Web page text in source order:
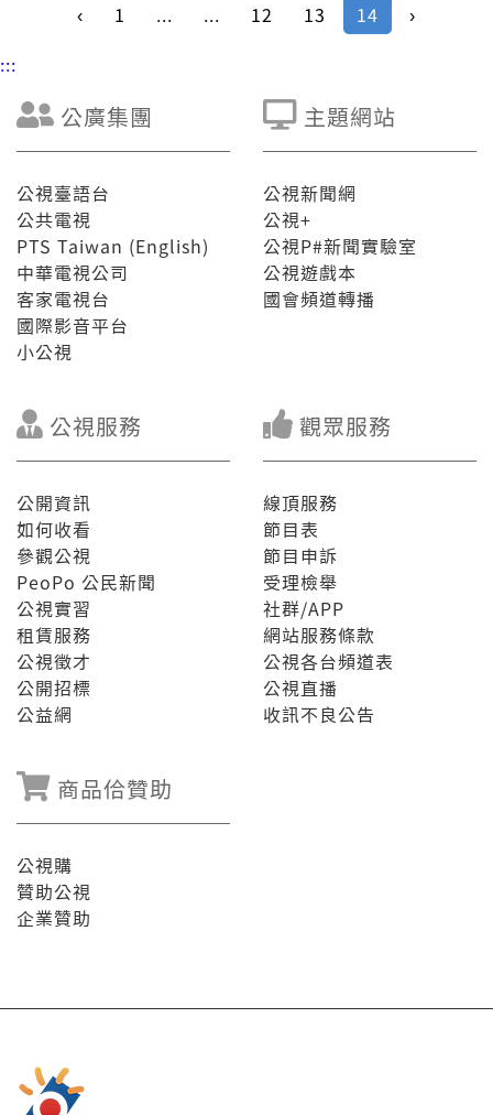
‹ 1 ... ... 12 13 14
›
:::
公廣集團
公視臺語台
公共電視
PTS Taiwan (English)
中華電視公司
客家電視台
國際影音平台
小公視
主題網站
公視新聞網
公視+
公視P#新聞實驗室
公視遊戲本
國會頻道轉播
公視服務
公開資訊
如何收看
參觀公視
PeoPo 公民新聞
公視實習
租賃服務
公視徵才
公開招標
公益網
觀眾服務
線頂服務
節目表
節目申訴
受理檢舉
社群/APP
網站服務條款
公視各台頻道表
公視直播
收訊不良公告
商品佮贊助
公視購
贊助公視
企業贊助